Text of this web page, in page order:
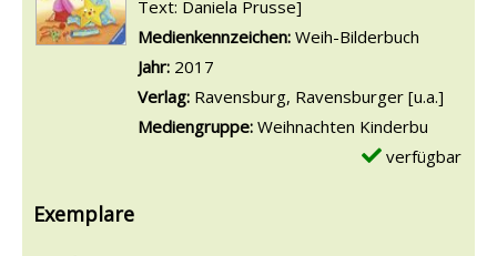
Text: Daniela Prusse]
Medienkennzeichen: Weih-Bilderbuch
Jahr: 2017
Verlag: Ravensburg, Ravensburger [u.a.]
Mediengruppe: Weihnachten Kinderbu
verfügbar
Exemplare